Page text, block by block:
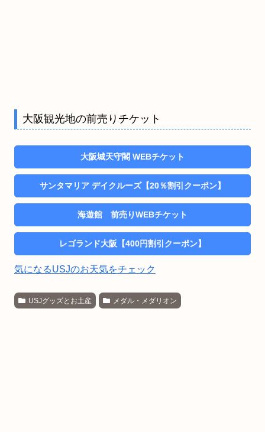
大阪観光地の前売りチケット
大阪城天守閣 WEBチケット
サンタマリア デイクルーズ【20％割引クーポン】
海遊館 前売りWEBチケット
レゴランド大阪【400円割引クーポン】
気になるUSJのお天気をチェック
USJグッズとお土産 メダル・メダリオン